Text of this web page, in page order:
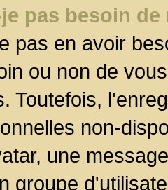
pas besoin
pas en avoir
ou non de
Toutefois,
non-
une
groupe